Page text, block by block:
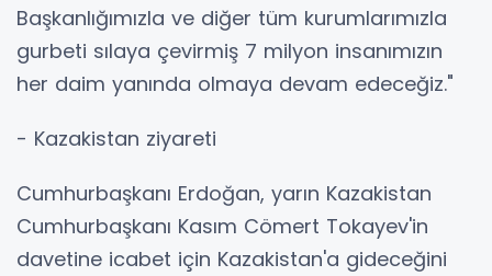
Başkanlığımızla ve diğer tüm kurumlarımızla
gurbeti sılaya çevirmiş 7 milyon insanımızın
her daim yanında olmaya devam edeceğiz."
- Kazakistan ziyareti
Cumhurbaşkanı Erdoğan, yarın Kazakistan
Cumhurbaşkanı Kasım Cömert Tokayev'in
davetine icabet için Kazakistan'a gideceğini